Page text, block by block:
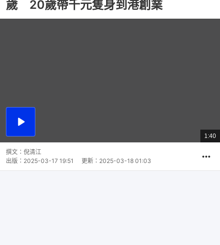
歲 20歲帶千元隻身到港創業
播
片
總
共
1:40
撰文： 倪清江
出版： 2025-03-17 19:51 更新： 2025-03-18 01:03